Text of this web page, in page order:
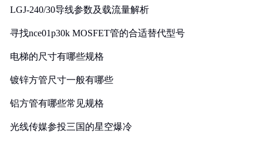
LGJ-240/30导线参数及载流量解析
寻找nce01p30k MOSFET管的合适替代型号
电梯的尺寸有哪些规格
镀锌方管尺寸一般有哪些
铝方管有哪些常见规格
光线传媒参投三国的星空爆冷